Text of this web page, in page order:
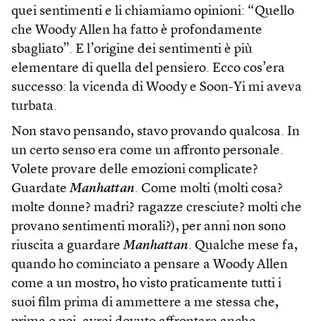
quei sentimenti e li chiamiamo opinioni: “Quello
che Woody Allen ha fatto è profondamente
sbagliato”. E l’origine dei sentimenti è più
elementare di quella del pensiero. Ecco cos’era
successo: la vicenda di Woody e Soon-Yi mi aveva
turbata.
Non stavo pensando, stavo provando qualcosa. In
un certo senso era come un affronto personale.
Volete provare delle emozioni complicate?
GuardateManhattan. Come molti (molti cosa?
molte donne? madri? ragazze cresciute? molti che
provano sentimenti morali?), per anni non sono
riuscita a guardareManhattan. Qualche mese fa,
quando ho cominciato a pensare a Woody Allen
come a un mostro, ho visto praticamente tutti i
suoi film prima di ammettere a me stessa che,